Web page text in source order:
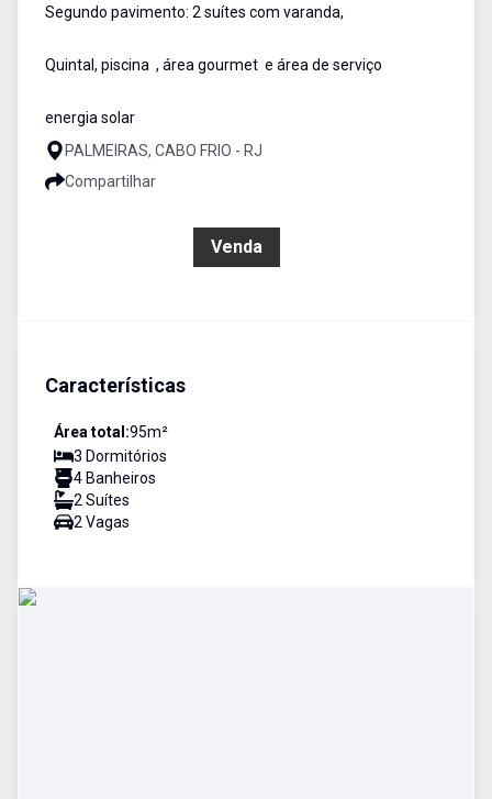
Segundo pavimento: 2 suítes com varanda,
Quintal, piscina , área gourmet e área de serviço
energia solar
PALMEIRAS, CABO FRIO - RJ
Compartilhar
Venda
Características
Área total:95m²
3 Dormitórios
4 Banheiros
2 Suítes
2 Vagas